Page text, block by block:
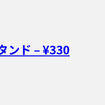
ンド – ¥330